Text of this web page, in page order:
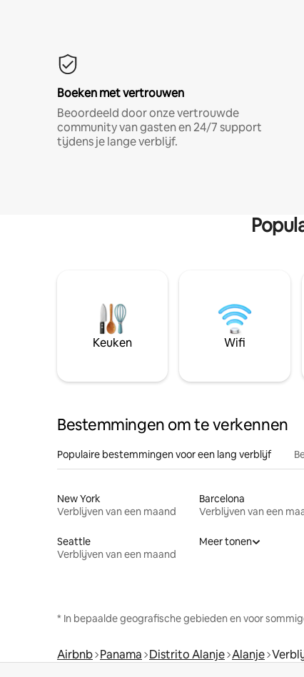
Boeken met vertrouwen
Beoordeeld door onze vertrouwde
community van gasten en 24/7 support
tijdens je lange verblijf.
Keuken Wifi
Bestemmingen om te verkennen
Populaire bestemmingen voor een lang verblijf
New York
Verblijven van een maand
Barcelona
Verblijven van een
Seattle
Verblijven van een maand
Meer tonen
* In bepaalde geografische gebieden en voor
Airbnb Panama Distrito Alanje Alanje